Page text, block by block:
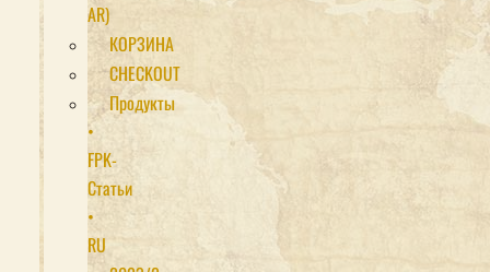
AR)
КОРЗИНА
CHECKOUT
Продукты
•
FPK-
Статьи
•
RU